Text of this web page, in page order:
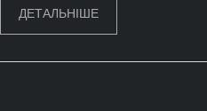
ДЕТАЛЬНІШЕ